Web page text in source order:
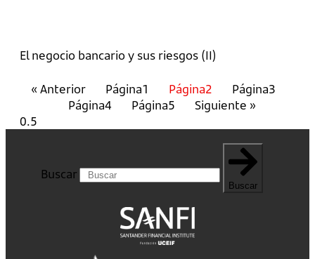
El negocio bancario y sus riesgos (II)
« Anterior Página1 Página2 Página3
Página4 Página5 Siguiente »
Buscar
Buscar